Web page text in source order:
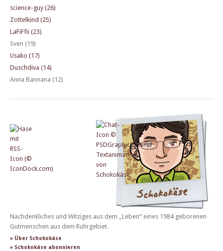
science-guy (26)
Zottelkind (25)
LaFiFfii (23)
Sven (19)
Usako (17)
Duschdiva (14)
Anna Bannana (12)
Nachdenkliches und Witziges aus dem „Leben“ eines 1984 geborenen
Gutmenschen aus dem Ruhrgebiet.
» Über Schokokäse
» Schokokäse abonnieren